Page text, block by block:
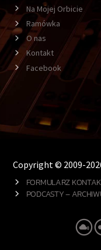
Na Mojej Orbicie
Ramówka
O nas
Kontakt
Facebook
Copyright © 2009-
FORMULARZ
PODCASTY –